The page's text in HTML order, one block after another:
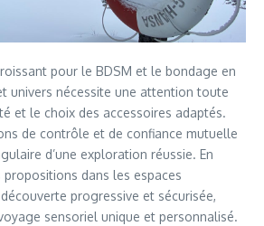
pour le BDSM et le bondage en
univers nécessite une attention toute
et le choix des accessoires adaptés.
de contrôle et de confiance mutuelle
d’une exploration réussie. En
propositions dans les espaces
progressive et sécurisée,
sensoriel unique et personnalisé.